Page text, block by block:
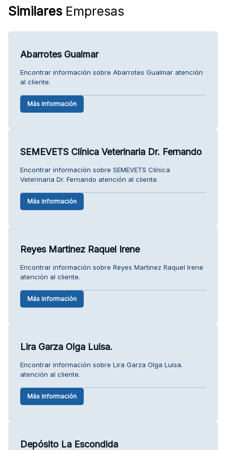
SimilaresEmpresas
Abarrotes Gualmar
Encontrar información sobre Abarrotes Gualmar atención
al cliente.
Más información
SEMEVETS Clínica Veterinaria Dr. Fernando
Encontrar información sobre SEMEVETS Clínica
Veterinaria Dr. Fernando atención al cliente.
Más información
Reyes Martinez Raquel Irene
Encontrar información sobre Reyes Martinez Raquel Irene
atención al cliente.
Más información
Lira Garza Olga Luisa.
Encontrar información sobre Lira Garza Olga Luisa.
atención al cliente.
Más información
Depósito La Escondida